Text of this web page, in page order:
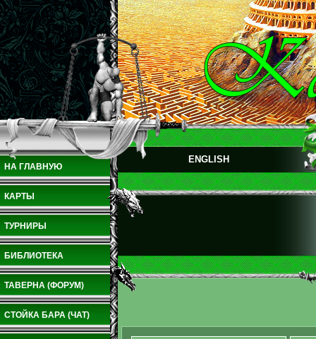
НА ГЛАВНУЮ
КАРТЫ
ТУРНИРЫ
БИБЛИОТЕКА
ТАВЕРНА (ФОРУМ)
СТОЙКА БАРА (ЧАТ)
ENGLISH